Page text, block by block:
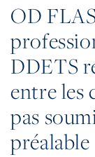
OD
DDETS
entre les
pas
préalable